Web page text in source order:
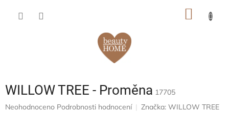
WILLOW TREE - Proměna 17705
Průměrné
Neohodnoceno Podrobnosti hodnocení Značka: WILLOW TREE